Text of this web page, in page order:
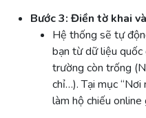
Bước 3: Điền tờ khai
Hệ thống sẽ tự
bạn từ dữ liệu quốc
trường còn trống
chỉ…). Tại mục “Nơi
làm hộ chiếu